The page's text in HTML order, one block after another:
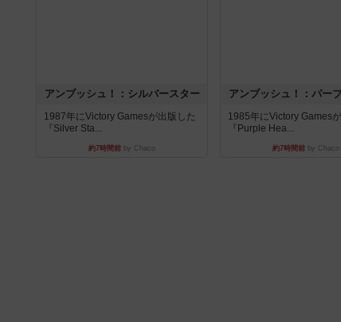
アンブッシュ！：シルバースター
1987年にVictory Gamesが出版した
『Silver Sta...
約7時間前 by Chaco
アンブッシュ！：パー
1985年にVictory Games
『Purple Hea...
約7時間前 by Chaco